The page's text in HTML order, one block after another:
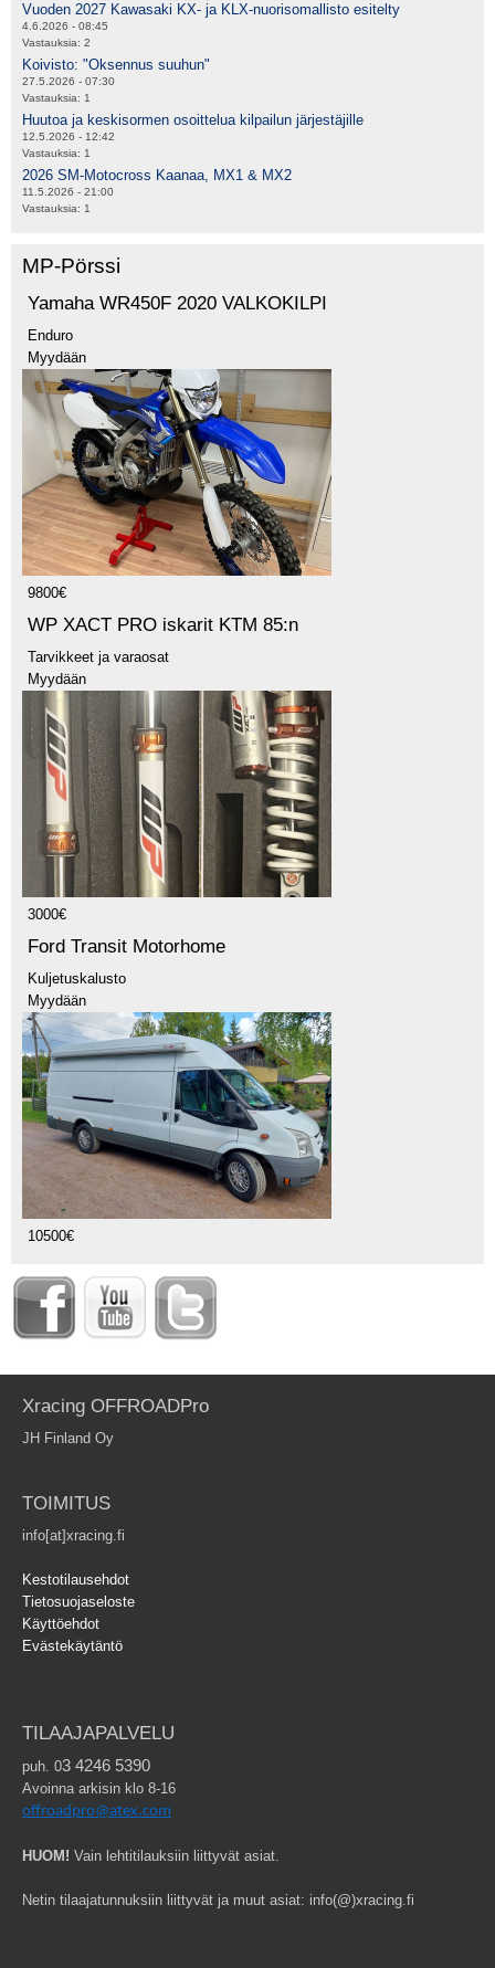
Vuoden 2027 Kawasaki KX- ja KLX-nuorisomallisto esitelty
4.6.2026 - 08:45
Vastauksia: 2
Koivisto: "Oksennus suuhun"
27.5.2026 - 07:30
Vastauksia: 1
Huutoa ja keskisormen osoittelua kilpailun järjestäjille
12.5.2026 - 12:42
Vastauksia: 1
2026 SM-Motocross Kaanaa, MX1 & MX2
11.5.2026 - 21:00
Vastauksia: 1
MP-Pörssi
Yamaha WR450F 2020 VALKOKILPI
Enduro
Myydään
9800€
WP XACT PRO iskarit KTM 85:n
Tarvikkeet ja varaosat
Myydään
3000€
Ford Transit Motorhome
Kuljetuskalusto
Myydään
10500€
Xracing OFFROADPro
JH Finland Oy
TOIMITUS
info[at]xracing.fi
Kestotilausehdot
Tietosuojaseloste
Käyttöehdot
Evästekäytäntö
TILAAJAPALVELU
puh. 03 4246 5390
Avoinna arkisin klo 8-16
offroadpro@atex.com
HUOM! Vain lehtitilauksiin liittyvät asiat.
Netin tilaajatunnuksiin liittyvät ja muut asiat: info(@)xracing.fi